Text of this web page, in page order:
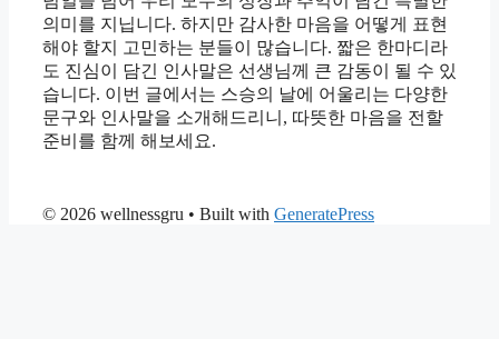
의미를 지닙니다. 하지만 감사한 마음을 어떻게 표현
해야 할지 고민하는 분들이 많습니다. 짧은 한마디라
도 진심이 담긴 인사말은 선생님께 큰 감동이 될 수 있
습니다. 이번 글에서는 스승의 날에 어울리는 다양한
문구와 인사말을 소개해드리니, 따뜻한 마음을 전할
준비를 함께 해보세요.
© 2026 wellnessgru • Built with GeneratePress